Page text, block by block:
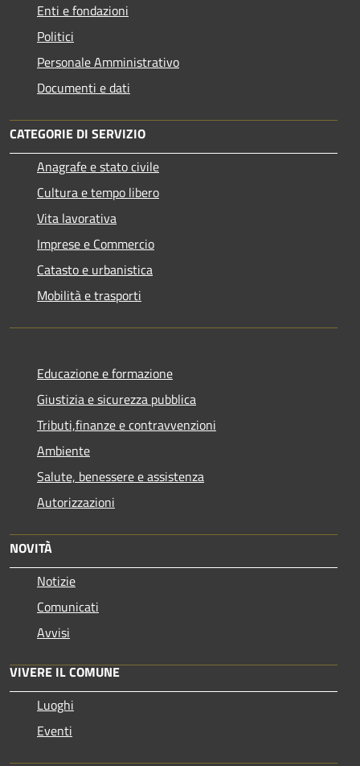
Enti e fondazioni
Politici
Personale Amministrativo
Documenti e dati
CATEGORIE DI SERVIZIO
Anagrafe e stato civile
Cultura e tempo libero
Vita lavorativa
Imprese e Commercio
Catasto e urbanistica
Mobilità e trasporti
Educazione e formazione
Giustizia e sicurezza pubblica
Tributi,finanze e contravvenzioni
Ambiente
Salute, benessere e assistenza
Autorizzazioni
NOVITÀ
Notizie
Comunicati
Avvisi
VIVERE IL COMUNE
Luoghi
Eventi